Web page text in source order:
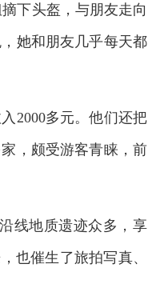
下头盔，与朋友走向
她和朋友几乎每天都
2000多元。他们还把
，颇受游客青睐，前
线地质遗迹众多，享
也催生了旅拍写真、